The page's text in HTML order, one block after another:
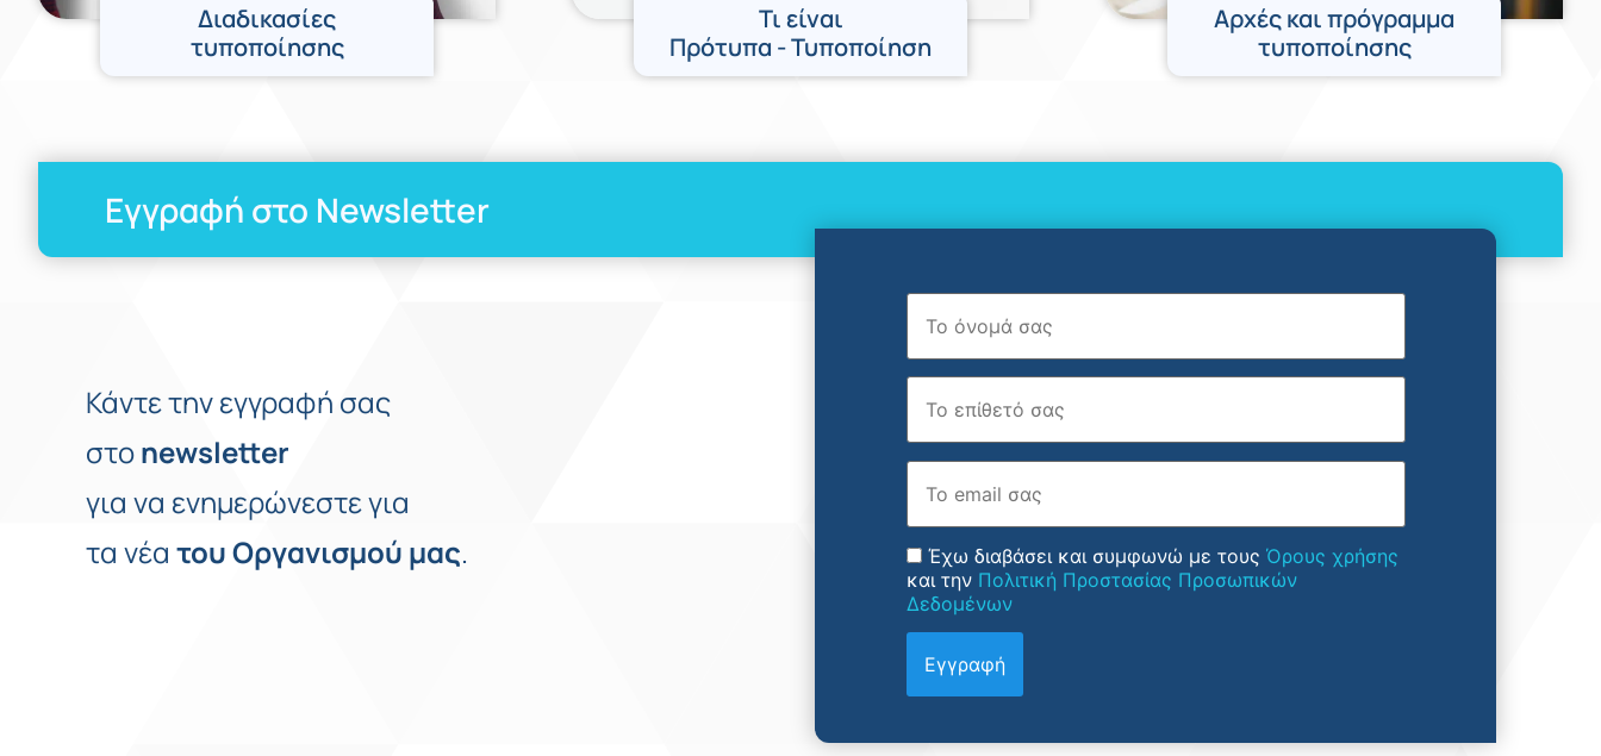
Διαδικασίες
τυποποίησης
Τι είναι
Πρότυπα - Τυποποίηση
Αρχές και πρόγραμμα
τυποποίησης
Εγγραφή στο Newsletter
Κάντε την εγγραφή σας
στοnewsletter
για να ενημερώνεστε για
τα νέα τουΟργανισμού μας.
Όνομα
Επώνυμο
Email
Έχω διαβάσει και συμφωνώ με τους Όρους χρήσης
και την Πολιτική Προστασίας Προσωπικών
Δεδομένων